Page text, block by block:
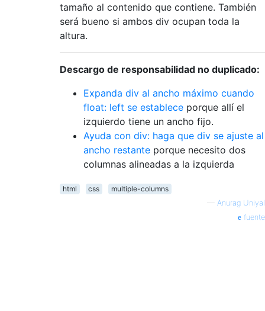
tamaño al contenido que contiene. También
será bueno si ambos div ocupan toda la
altura.
Descargo de responsabilidad no duplicado:
Expanda div al ancho máximo cuando
float: left se establece porque allí el
izquierdo tiene un ancho fijo.
Ayuda con div: haga que div se ajuste al
ancho restante porque necesito dos
columnas alineadas a la izquierda
html css
multiple-columns
— Anurag Uniyal
fuente